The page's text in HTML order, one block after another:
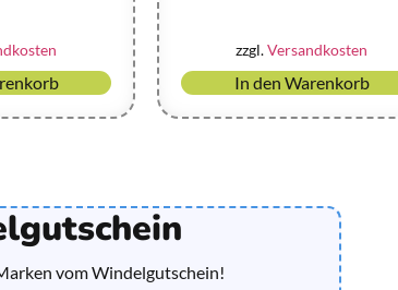
zzgl.Versandkosten
In den Warenkorb
vom Windelgutschein!